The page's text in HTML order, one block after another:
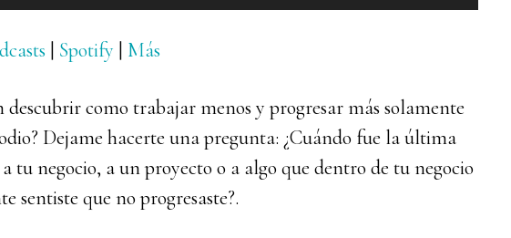
las
flecha
arriba/abajo
para
| Spotify | Más
descubrir como trabajar menos y progresar más solamente
Dejame hacerte una pregunta: ¿Cuándo fue la última
a tu negocio, a un proyecto o a algo que dentro de tu negocio
sentiste que no progresaste?.